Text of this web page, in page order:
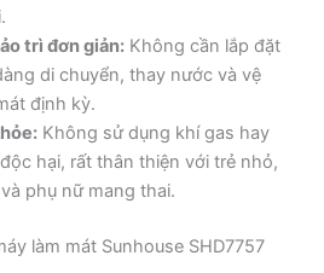
trì đơn giản:Không cần lắp đặt
di chuyển, thay nước và vệ
định kỳ.
Không sử dụng khí gas hay
hại, rất thân thiện với trẻ nhỏ,
phụ nữ mang thai.
làm mát Sunhouse SHD7757